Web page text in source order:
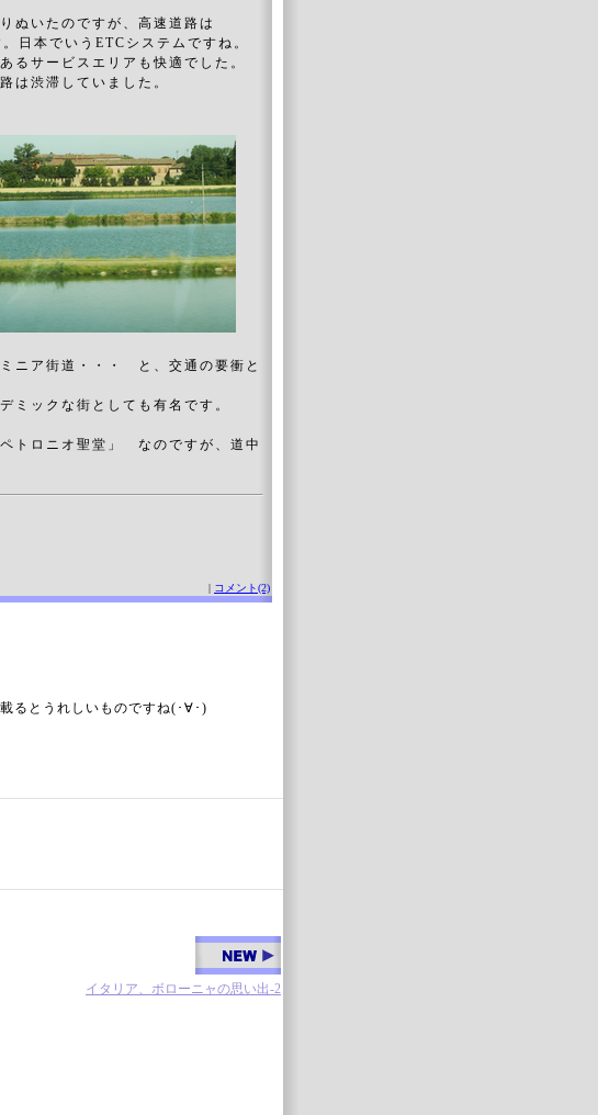
ぬいたのですが、高速道路は
日本でいうETCシステムですね。
るサービスエリアも快適でした。
は渋滞していました。
ニア街道・・・ と、交通の要衝と
ミックな街としても有名です。
トロニオ聖堂」 なのですが、道中
| コメント(2)
るとうれしいものですね(･∀･)
イタリア、ボローニャの思い出-2